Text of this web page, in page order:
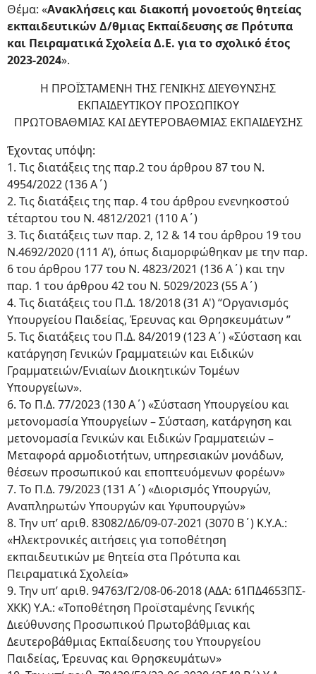
Θέμα: «Ανακλήσεις και διακοπή μονοετούς θητείας
εκπαιδευτικών Δ/θμιας Εκπαίδευσης σε Πρότυπα
και Πειραματικά Σχολεία Δ.Ε. για το σχολικό έτος
2023-2024».
Η ΠΡΟΪΣΤΑΜΕΝΗ ΤΗΣ ΓΕΝΙΚΗΣ ΔΙΕΥΘΥΝΣΗΣ
ΕΚΠΑΙΔΕΥΤΙΚΟΥ ΠΡΟΣΩΠΙΚΟΥ
ΠΡΩΤΟΒΑΘΜΙΑΣ ΚΑΙ ΔΕΥΤΕΡΟΒΑΘΜΙΑΣ ΕΚΠΑΙΔΕΥΣΗΣ
Έχοντας υπόψη:
1. Τις διατάξεις της παρ.2 του άρθρου 87 του Ν.
4954/2022 (136 Α΄)
2. Τις διατάξεις της παρ. 4 του άρθρου ενενηκοστού
τέταρτου του Ν. 4812/2021 (110 Α΄)
3. Τις διατάξεις των παρ. 2, 12 & 14 του άρθρου 19 του
Ν.4692/2020 (111 Α’), όπως διαμορφώθηκαν με την παρ.
6 του άρθρου 177 του Ν. 4823/2021 (136 Α΄) και την
παρ. 1 του άρθρου 42 του Ν. 5029/2023 (55 Α΄)
4. Τις διατάξεις του Π.Δ. 18/2018 (31 Α') “Οργανισμός
Υπουργείου Παιδείας, Έρευνας και Θρησκευμάτων ”
5. Τις διατάξεις του Π.Δ. 84/2019 (123 Α΄) «Σύσταση και
κατάργηση Γενικών Γραμματειών και Ειδικών
Γραμματειών/Ενιαίων Διοικητικών Τομέων
Υπουργείων».
6. Το Π.Δ. 77/2023 (130 Α΄) «Σύσταση Υπουργείου και
μετονομασία Υπουργείων – Σύσταση, κατάργηση και
μετονομασία Γενικών και Ειδικών Γραμματειών –
Μεταφορά αρμοδιοτήτων, υπηρεσιακών μονάδων,
θέσεων προσωπικού και εποπτευόμενων φορέων»
7. Το Π.Δ. 79/2023 (131 Α΄) «Διορισμός Υπουργών,
Αναπληρωτών Υπουργών και Υφυπουργών»
8. Την υπ’ αριθ. 83082/Δ6/09-07-2021 (3070 Β΄) Κ.Υ.Α.:
«Ηλεκτρονικές αιτήσεις για τοποθέτηση
εκπαιδευτικών με θητεία στα Πρότυπα και
Πειραματικά Σχολεία»
9. Την υπ’ αριθ. 94763/Γ2/08-06-2018 (ΑΔΑ: 61ΠΔ4653ΠΣ-
ΧΚΚ) Υ.Α.: «Τοποθέτηση Προϊσταμένης Γενικής
Διεύθυνσης Προσωπικού Πρωτοβάθμιας και
Δευτεροβάθμιας Εκπαίδευσης του Υπουργείου
Παιδείας, Έρευνας και Θρησκευμάτων»